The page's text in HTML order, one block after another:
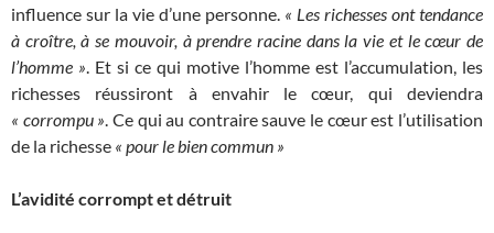
influence sur la vie d’une personne. « Les richesses ont tendance
à croître, à se mouvoir, à prendre racine dans la vie et le cœur de
l’homme ». Et si ce qui motive l’homme est l’accumulation, les
richesses réussiront à envahir le cœur, qui deviendra
« corrompu ». Ce qui au contraire sauve le cœur est l’utilisation
de la richesse « pour le bien commun »
L’avidité corrompt et détruit